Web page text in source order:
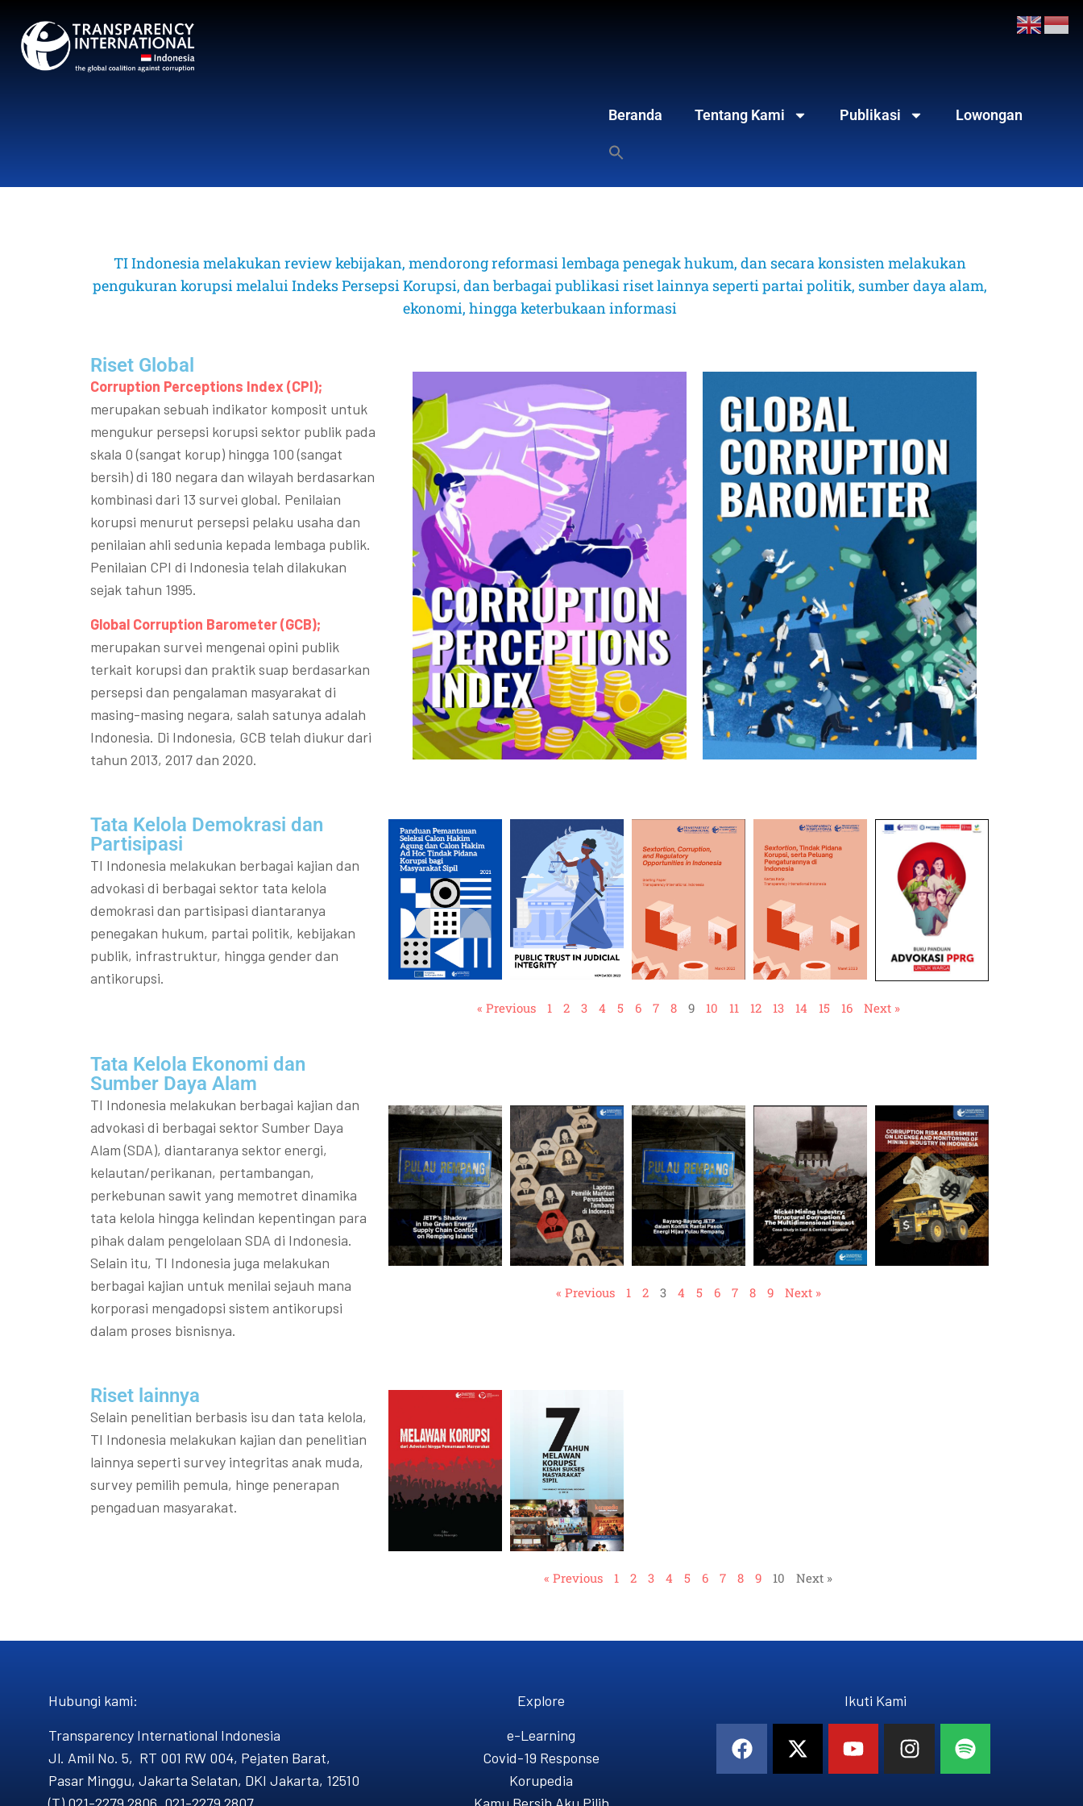
Beranda Tentang Kami Publikasi Lowongan
TI Indonesia melakukan review kebijakan, mendorong reformasi lembaga penegak hukum, dan secara konsisten melakukan
pengukuran korupsi melalui Indeks Persepsi Korupsi, dan berbagai publikasi riset lainnya seperti partai politik, sumber daya alam,
ekonomi, hingga keterbukaan informasi
Riset Global​
Corruption Perceptions Index (CPI);
merupakan sebuah indikator komposit untuk
mengukur persepsi korupsi sektor publik pada
skala 0 (sangat korup) hingga 100 (sangat
bersih) di 180 negara dan wilayah berdasarkan
kombinasi dari 13 survei global. Penilaian
korupsi menurut persepsi pelaku usaha dan
penilaian ahli sedunia kepada lembaga publik.
Penilaian CPI di Indonesia telah dilakukan
sejak tahun 1995.
Global Corruption Barometer (GCB);
merupakan survei mengenai opini publik
terkait korupsi dan praktik suap berdasarkan
persepsi dan pengalaman masyarakat di
masing-masing negara, salah satunya adalah
Indonesia. Di Indonesia, GCB telah diukur dari
tahun 2013, 2017 dan 2020.
Tata Kelola Demokrasi dan
Partisipasi​
TI Indonesia melakukan berbagai kajian dan
advokasi di berbagai sektor tata kelola
demokrasi dan partisipasi diantaranya
penegakan hukum, partai politik, kebijakan
publik, infrastruktur, hingga gender dan
antikorupsi.
« Previous 1 2 3 4 5 6 7 8 9 10 11 12 13 14 15 16 Next »
Tata Kelola Ekonomi dan
Sumber Daya Alam
TI Indonesia melakukan berbagai kajian dan
advokasi di berbagai sektor Sumber Daya
Alam (SDA), diantaranya sektor energi,
kelautan/perikanan, pertambangan,
perkebunan sawit yang memotret dinamika
tata kelola hingga kelindan kepentingan para
pihak dalam pengelolaan SDA di Indonesia.
Selain itu, TI Indonesia juga melakukan
berbagai kajian untuk menilai sejauh mana
korporasi mengadopsi sistem antikorupsi
dalam proses bisnisnya.
« Previous 1 2 3 4 5 6 7 8 9 Next »
Riset lainnya​​
Selain penelitian berbasis isu dan tata kelola,
TI Indonesia melakukan kajian dan penelitian
lainnya seperti survey integritas anak muda,
survey pemilih pemula, hinge penerapan
pengaduan masyarakat.
« Previous 1 2 3 4 5 6 7 8 9 10 Next »
Hubungi kami​:
Transparency International Indonesia
Jl. Amil No. 5, RT 001 RW 004, Pejaten Barat,
Pasar Minggu, Jakarta Selatan, DKI Jakarta, 12510
(T) 021-2279 2806, 021-2279 2807
Explore
e-Learning
Covid-19 Response
Korupedia
Kamu Bersih Aku Pilih
Ikuti Kami